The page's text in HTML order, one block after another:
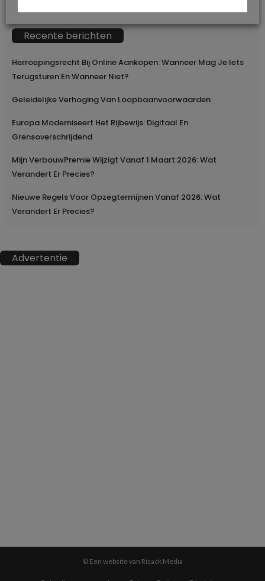
Recente berichten
Herroepingsrecht Bij Online Aankopen: Wanneer Mag Je Iets
Terugsturen En Wanneer Niet?
Geleidelijke Verhoging Van Loopbaanvoorwaarden
Europa Moderniseert Het Rijbewijs: Digitaal En
Grensoverschrijdend
Mijn VerbouwPremie Wijzigt Vanaf 1 Maart 2026: Wat
Verandert Er Precies?
Nieuwe Regels Voor Opzegtermijnen Vanaf 2026: Wat
Verandert Er Precies?
Advertentie
© Een website van Risack Media